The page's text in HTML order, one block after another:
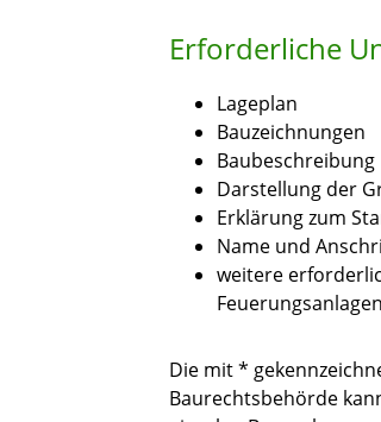
Erforderliche
Lageplan
Bauzeichnungen
Baubeschreibung
Darstellung der
Erklärung zum
Name und
weitere
Feuerungsanlagen
Die mit *
Baurechtsbehörde